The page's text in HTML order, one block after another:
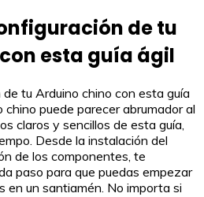
de tu
esta guía ágil
tu Arduino chino con esta guía
chino puede parecer abrumador al
claros y sencillos de esta guía,
Desde la instalación del
de los componentes, te
paso para que puedas empezar
en un santiamén. No importa si